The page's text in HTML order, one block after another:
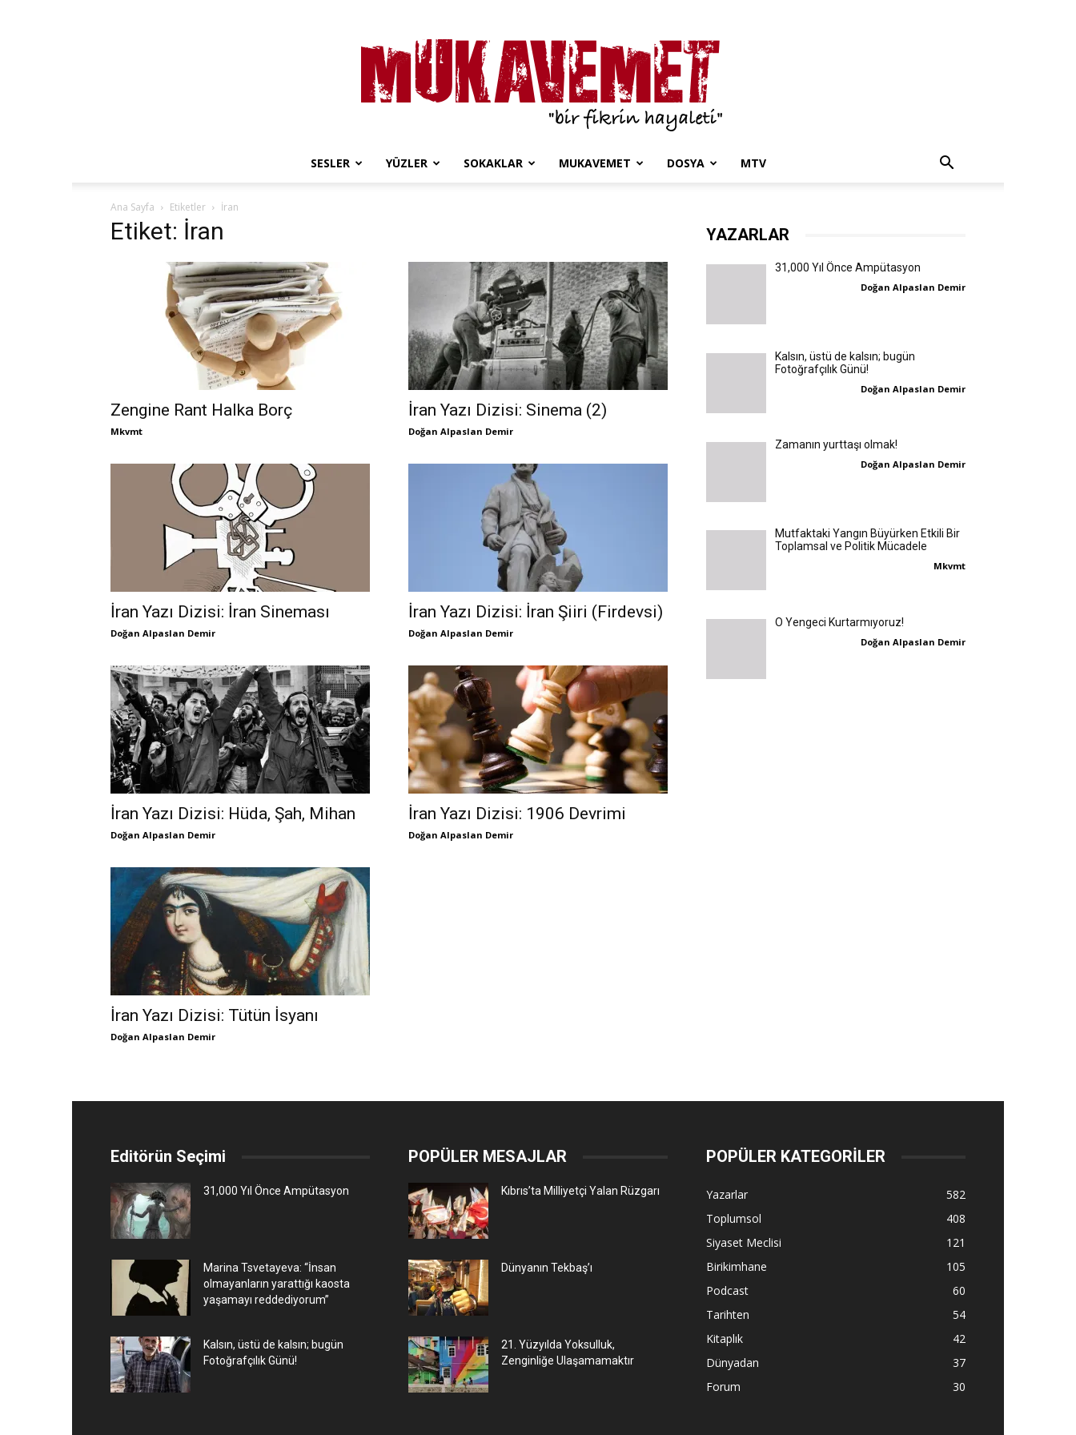
Dergi
SESLER YÜZLER SOKAKLAR MUKAVEMET DOSYA MTV
Ana Sayfa Etiketler İran
Etiket: İran
Zengine Rant Halka Borç
Mkvmt
İran Yazı Dizisi: Sinema (2)
Doğan Alpaslan Demir
İran Yazı Dizisi: İran Sineması
Doğan Alpaslan Demir
İran Yazı Dizisi: İran Şiiri (Firdevsi)
Doğan Alpaslan Demir
İran Yazı Dizisi: Hüda, Şah, Mihan
Doğan Alpaslan Demir
İran Yazı Dizisi: 1906 Devrimi
Doğan Alpaslan Demir
İran Yazı Dizisi: Tütün İsyanı
Doğan Alpaslan Demir
YAZARLAR
31,000 Yıl Önce Ampütasyon
Doğan Alpaslan Demir
Kalsın, üstü de kalsın; bugün
Fotoğrafçılık Günü!
Doğan Alpaslan Demir
Zamanın yurttaşı olmak!
Doğan Alpaslan Demir
Mutfaktaki Yangın Büyürken Etkili Bir
Toplamsal ve Politik Mücadele
Mkvmt
O Yengeci Kurtarmıyoruz!
Doğan Alpaslan Demir
Editörün Seçimi
31,000 Yıl Önce Ampütasyon
Marina Tsvetayeva: “İnsan
olmayanların yarattığı kaosta
yaşamayı reddediyorum”
Kalsın, üstü de kalsın; bugün
Fotoğrafçılık Günü!
POPÜLER MESAJLAR
Kıbrıs’ta Milliyetçi Yalan Rüzgarı
Dünyanın Tekbaş’ı
21. Yüzyılda Yoksulluk,
Zenginliğe Ulaşamamaktır
POPÜLER KATEGORİLER
Yazarlar
582
Toplumsol
408
Siyaset Meclisi
121
Birikimhane
105
Podcast
60
Tarihten
54
Kitaplık
42
Dünyadan
37
Forum
30